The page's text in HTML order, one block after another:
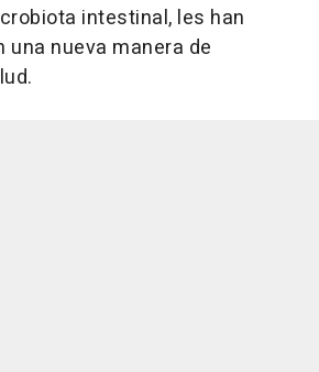
intestinal, les han
una nueva manera de